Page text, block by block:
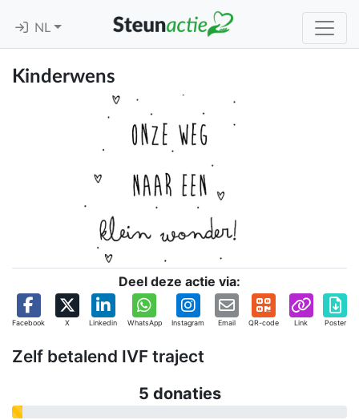
NL
Kinderwens
Deel deze actie via:
Facebook X Linkedin WhatsApp Instagram Email QR-code Link Poster
Zelf betalend IVF traject
5 donaties